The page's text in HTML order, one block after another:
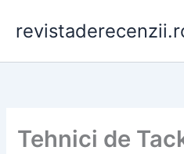
Tehnici de